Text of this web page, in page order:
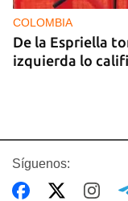
COLOMBIA
De la Espriella
izquierda lo
Síguenos: